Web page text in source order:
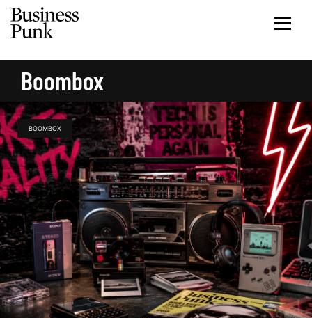
Boombox
BOOMBOX